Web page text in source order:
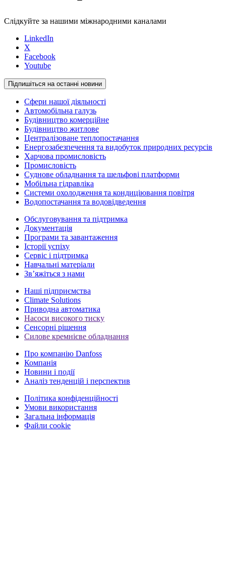
Слідкуйте за нашими міжнародними каналами
LinkedIn
X
Facebook
Youtube
Підпишіться на останні новини
Сфери нашої діяльності
Автомобільна галузь
Будівництво комерційне
Будівництво житлове
Централізоване теплопостачання
Енергозабезпечення та видобуток природних ресурсів
Харчова промисловість
Промисловість
Суднове обладнання та шельфові платформи
Мобільна гідравліка
Системи охолодження та кондиціювання повітря
Водопостачання та водовідведення
Обслуговування та підтримка
Документація
Програми та завантаження
Історії успіху
Сервіс і підтримка
Навчальні матеріали
Зв’яжіться з нами
Наші підприємства
Climate Solutions
Приводна автоматика
Насоси високого тиску
Сенсорні рішення
Силове кремнієве обладнання
Про компанію Danfoss
Компанія
Новини і події
Аналіз тенденцій і перспектив
Політика конфіденційності
Умови використання
Загальна інформація
Файли cookie